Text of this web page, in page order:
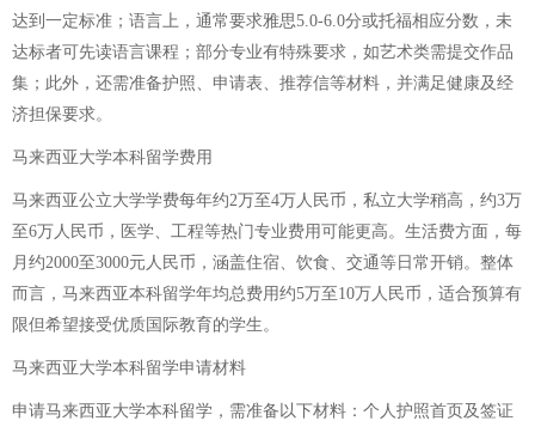
达到一定标准；语言上，通常要求雅思5.0-6.0分或托福相应分数，未
达标者可先读语言课程；部分专业有特殊要求，如艺术类需提交作品
集；此外，还需准备护照、申请表、推荐信等材料，并满足健康及经
济担保要求。
马来西亚大学本科留学费用
马来西亚公立大学学费每年约2万至4万人民币，私立大学稍高，约3万
至6万人民币，医学、工程等热门专业费用可能更高。生活费方面，每
月约2000至3000元人民币，涵盖住宿、饮食、交通等日常开销。整体
而言，马来西亚本科留学年均总费用约5万至10万人民币，适合预算有
限但希望接受优质国际教育的学生。
马来西亚大学本科留学申请材料
申请马来西亚大学本科留学，需准备以下材料：个人护照首页及签证